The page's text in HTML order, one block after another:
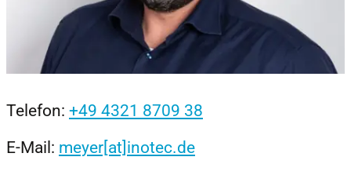
Telefon: +49 4321 8709 38
E-Mail: meyer[at]inotec.de